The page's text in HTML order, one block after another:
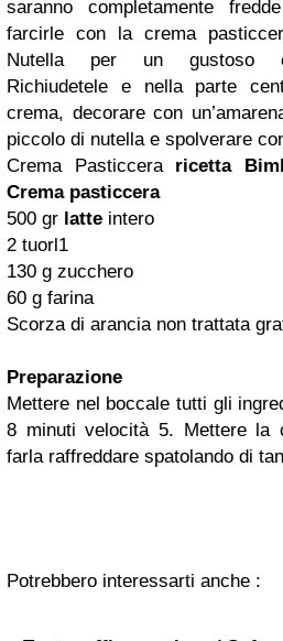
saranno completamente
farcirle con la crema
Nutella per un gustoso
Richiudetele e nella parte
crema, decorare con
piccolo di nutella e spolverare
Crema Pasticcera
ricetta
Crema pasticcera
500 gr latte intero
2 tuorl1
130 g zucchero
60 g farina
Scorza di arancia non trattata
Preparazione
Mettere nel boccale tutti gli
8 minuti velocità 5. Mettere la
farla raffreddare spatolando di
Potrebbero interessarti anche :